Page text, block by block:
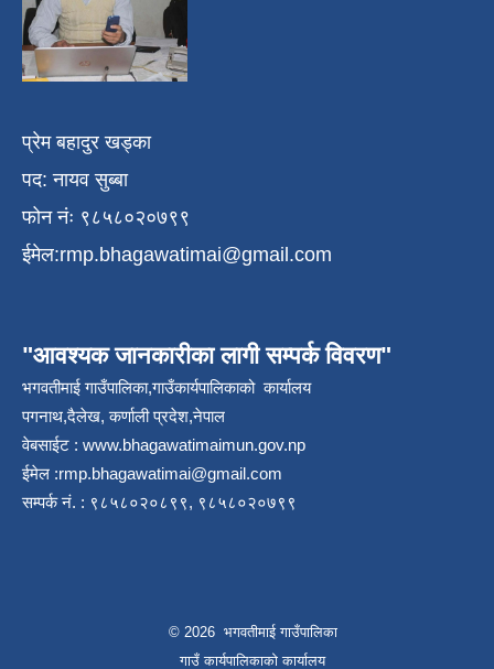
प्रेम बहादुर खड्का
पद: नायव सुब्बा
फोन नंः ९८५८०२०७९९
ईमेल:rmp.bhagawatimai@gmail.com
"आवश्यक जानकारीका लागी सम्पर्क विवरण"
भगवतीमाई गाउँपालिका,गाउँकार्यपालिकाको कार्यालय
पगनाथ,दैलेख, कर्णाली प्रदेश,नेपाल
वेबसाईट : www.bhagawatimaimun.gov.np
ईमेल :rmp.bhagawatimai@gmail.com
सम्पर्क नं. : ९८५८०२०८९९, ९८५८०२०७९९
© 2026 भगवतीमाई गाउँपालिका
गाउँ कार्यपालिकाको कार्यालय